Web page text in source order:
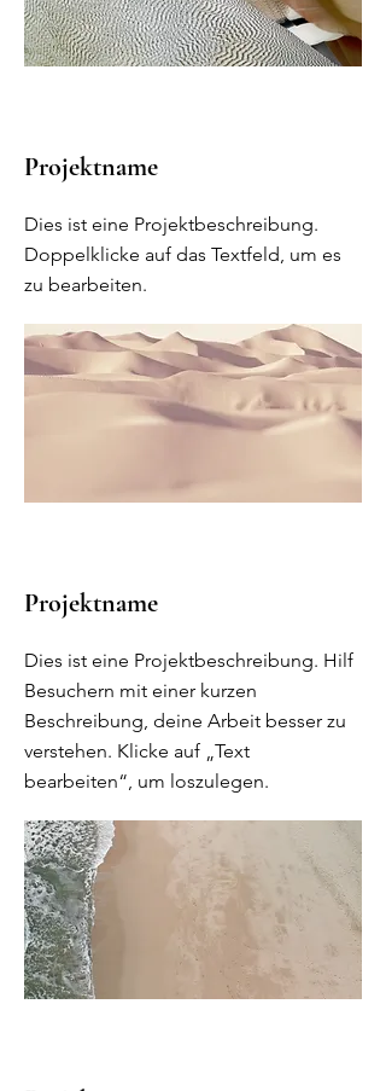
Projektname
Dies ist eine Projektbeschreibung.
Doppelklicke auf das Textfeld, um es
zu bearbeiten.
Projektname
Dies ist eine Projektbeschreibung. Hilf
Besuchern mit einer kurzen
Beschreibung, deine Arbeit besser zu
verstehen. Klicke auf „Text
bearbeiten“, um loszulegen.